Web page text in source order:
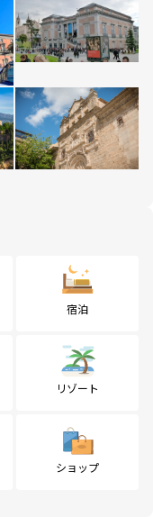
宿泊
リゾート
ショップ